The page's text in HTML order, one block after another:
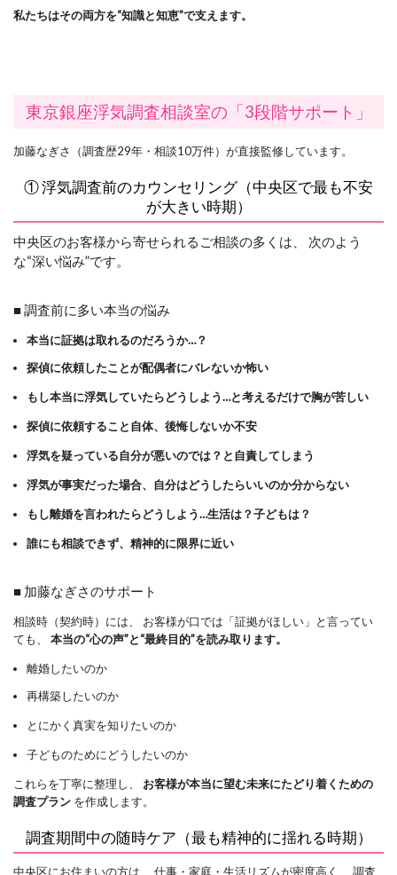
私たちはその両方を“知識と知恵”で支えます。
東京銀座浮気調査相談室の「3段階サポート」
加藤なぎさ（調査歴29年・相談10万件）が直接監修しています。
① 浮気調査前のカウンセリング（中央区で最も不安
が大きい時期）
中央区のお客様から寄せられるご相談の多くは、 次のよう
な“深い悩み”です。
■ 調査前に多い本当の悩み
本当に証拠は取れるのだろうか…？
探偵に依頼したことが配偶者にバレないか怖い
もし本当に浮気していたらどうしよう…と考えるだけで胸が苦しい
探偵に依頼すること自体、後悔しないか不安
浮気を疑っている自分が悪いのでは？と自責してしまう
浮気が事実だった場合、自分はどうしたらいいのか分からない
もし離婚を言われたらどうしよう…生活は？子どもは？
誰にも相談できず、精神的に限界に近い
■ 加藤なぎさのサポート
相談時（契約時）には、 お客様が口では「証拠がほしい」と言ってい
ても、 本当の“心の声”と“最終目的”を読み取ります。
離婚したいのか
再構築したいのか
とにかく真実を知りたいのか
子どものためにどうしたいのか
これらを丁寧に整理し、 お客様が本当に望む未来にたどり着くための
調査プラン を作成します。
調査期間中の随時ケア（最も精神的に揺れる時期）
中央区にお住まいの方は、 仕事・家庭・生活リズムが密度高く、 調査